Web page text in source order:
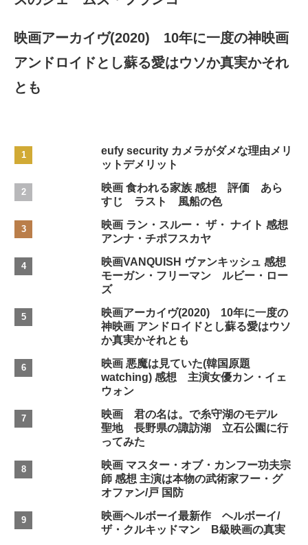
映画アーカイヴ(2020) 10年に一度の神映画
アンドロイドとし蘇る愛はウソか真実かそれ
とも
eufy security カメラがダメな理由メリ
ットデメリット
映画 食われる家族 感想 評価 あら
すじ ラスト 風船の色
映画 ラン・スルー・ ザ・ ナイト 感想
アンナ・チポフスカヤ
映画VANQUISH ヴァンキッシュ 感想
モーガン・フリーマン ルビー・ロー
ズ
映画アーカイヴ(2020) 10年に一度の
神映画 アンドロイドとし蘇る愛はウソ
か真実かそれとも
映画 悪魔は見ていた(韓国原題
watching) 感想 主演女優カン・イェ
ウォン
映画 君の名は。で糸守湖のモデル
聖地 長野県の諏訪湖 立石公園に行
ってみた
映画 マスター・オブ・カンフー功夫宗
師 感想 主演は本物の武術家フー・グ
オファン/戸 国防
映画ヘルボーイ最新作 ヘルボーイ/
ザ・クルキッドマン B級映画の真実